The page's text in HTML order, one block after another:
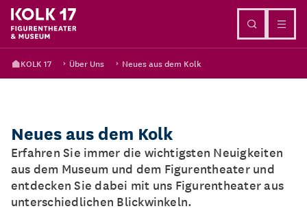
KOLK 17 Über Uns Neues aus dem Kolk
Neues aus dem Kolk
Erfahren Sie immer die wichtigsten Neuigkeiten
aus dem Museum und dem Figurentheater und
entdecken Sie dabei mit uns Figurentheater aus
unterschiedlichen Blickwinkeln.